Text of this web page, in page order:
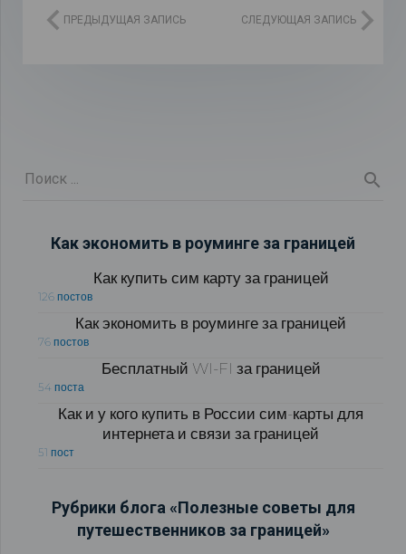
ПРЕДЫДУЩАЯ ЗАПИСЬ СЛЕДУЮЩАЯ ЗАПИСЬ
Как экономить в роуминге за границей
Как купить сим карту за границей
126 постов
Как экономить в роуминге за границей
76 постов
Бесплатный WI-FI за границей
54 поста
Как и у кого купить в России сим-карты для
интернета и связи за границей
51 пост
Рубрики блога «Полезные советы для
путешественников за границей»